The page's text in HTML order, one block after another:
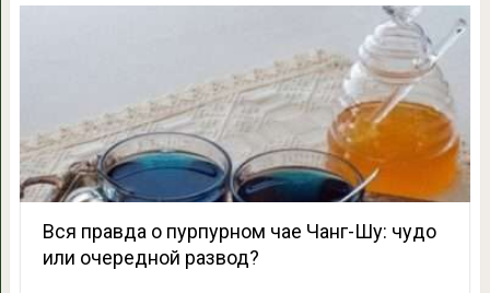
Вся правда о пурпурном чае Чанг-Шу: чудо
или очередной развод?